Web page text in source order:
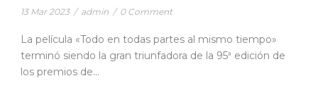
13 Mar 2023 / admin / 0 Comment
La película «Todo en todas partes al mismo tiempo»
terminó siendo la gran triunfadora de la 95ª edición de
los premios de...